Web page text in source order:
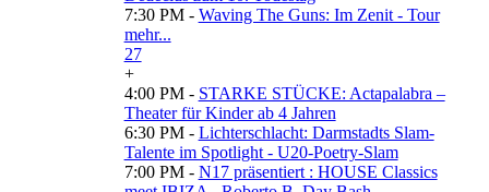
7:30 PM - Waving The Guns: Im Zenit - Tour
mehr...
27
+
4:00 PM - STARKE STÜCKE: Actapalabra –
Theater für Kinder ab 4 Jahren
6:30 PM - Lichterschlacht: Darmstadts Slam-
Talente im Spotlight - U20-Poetry-Slam
7:00 PM - N17 präsentiert : HOUSE Classics